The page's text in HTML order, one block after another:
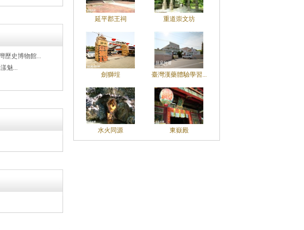
延平郡王祠 重道崇文坊
劍獅埕 臺灣漢藥體驗學習...
水火同源 東嶽殿
歷史博物館...
魅...